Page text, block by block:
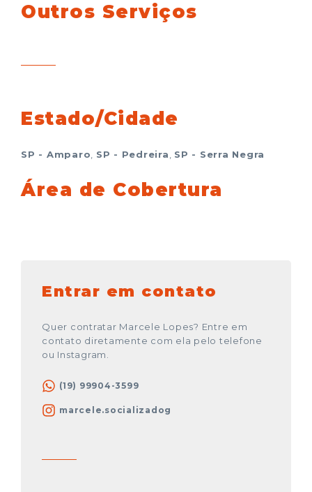
Outros Serviços
Estado/Cidade
SP - Amparo SP - Pedreira SP - Serra Negra
Área de Cobertura
Entrar em contato
Quer contratar Marcele Lopes? Entre em
contato diretamente com ela pelo telefone
ou Instagram.
(19) 99904-3599
marcele.socializadog